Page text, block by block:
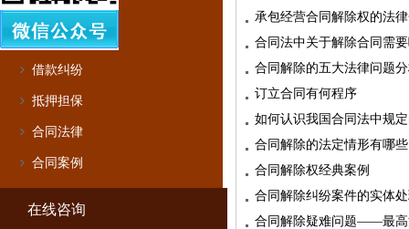
合同纠纷
合同范本
借款纠纷
抵押担保
合同法律
合同案例
在线咨询
承包经营合同解除权的法
合同法中关于解除合同需
合同解除的五大法律问题
订立合同有何程序
如何认识我国合同法中规
合同解除的法定情形有哪些
合同解除权经典案例
合同解除纠纷案件的实体
合同解除疑难问题——最高